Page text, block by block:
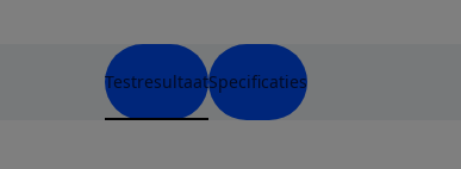
TestresultaatSpecificaties